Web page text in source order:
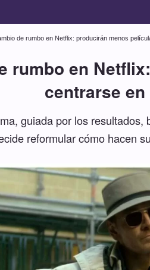
de rumbo en Netflix: producirán menos
rumbo en
centrarse
guiada por los
reformular cómo hacen